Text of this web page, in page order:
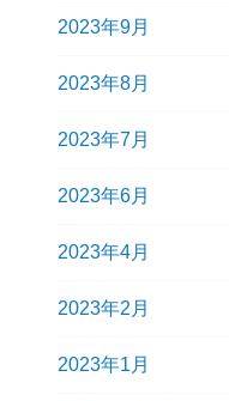
2023年9月
2023年8月
2023年7月
2023年6月
2023年4月
2023年2月
2023年1月